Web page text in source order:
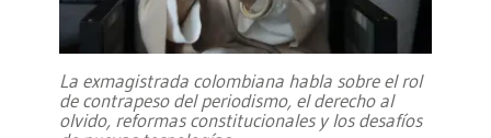
La exmagistrada colombiana habla sobre el rol
de contrapeso del periodismo, el derecho al
olvido, reformas constitucionales y los desafíos